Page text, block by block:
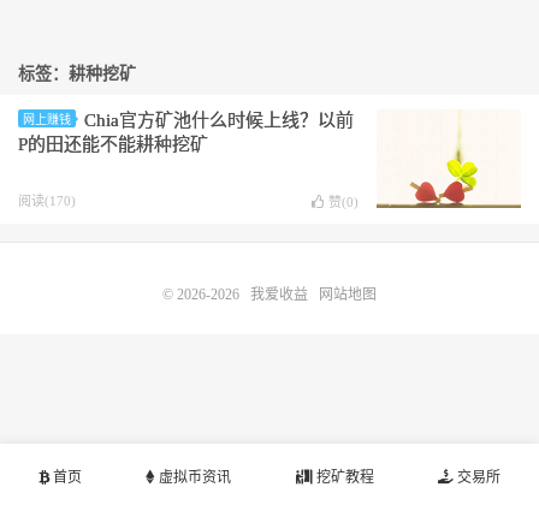
标签：耕种挖矿
网上赚钱
Chia官方矿池什么时候上线？以前
P的田还能不能耕种挖矿
阅读(170) 赞(0)
首页 虚拟币资讯 挖矿教程 交易所
© 2026-2026 我爱收益 网站地图